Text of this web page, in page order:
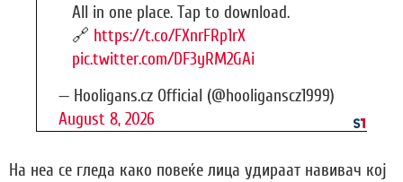
All in one place. Tap to download.
🔗 https://t.co/FXnrFRp1rX
pic.twitter.com/DF3yRM2GAi
— Hooligans.cz Official (@hooliganscz1999)
August 8, 2026
На неа се гледа како повеќе лица удираат навивач кој